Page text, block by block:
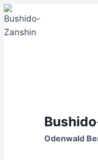
Zum
Inhalt
springen
Odenwald